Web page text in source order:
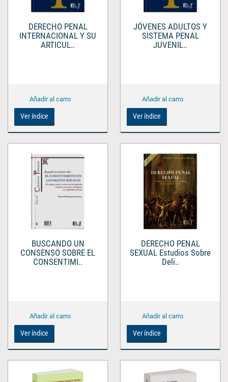
DERECHO PENAL
INTERNACIONAL Y SU
ARTICUL..
Ver índice
JÓVENES ADULTOS Y
SISTEMA PENAL
JUVENIL..
Ver índice
BUSCANDO UN
CONSENSO SOBRE EL
CONSENTIMI..
Ver índice
DERECHO PENAL
SEXUAL Estudios Sobre
Deli..
Ver índice